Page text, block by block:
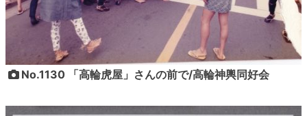
No.1130 「高輪虎屋」さんの前で/高輪神輿同好会